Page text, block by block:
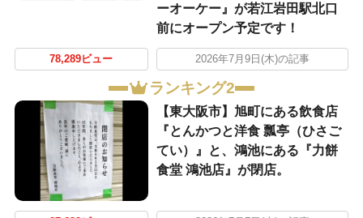
ーオーケー』が若江岩田駅北口
前にオープン予定です！
78,289ビュー 2026年7月9日(木)の記事
ランキング2
【東大阪市】旭町にある飲食店
『とんかつと洋食 瓢亭（ひさご
てい）』と、鴻池にある『力餅
食堂 鴻池店』が閉店。